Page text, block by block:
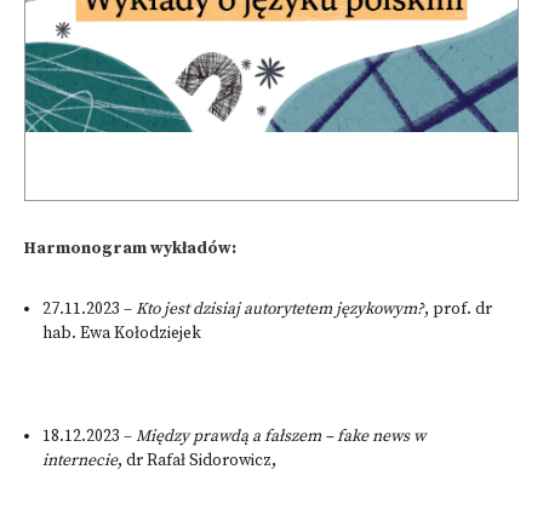
Harmonogram wykładów:
27.11.2023 –Kto jest dzisiaj autorytetem językowym?, prof. dr
hab. Ewa Kołodziejek
18.12.2023 –Między prawdą a fałszem – fake news w
internecie, dr Rafał Sidorowicz,